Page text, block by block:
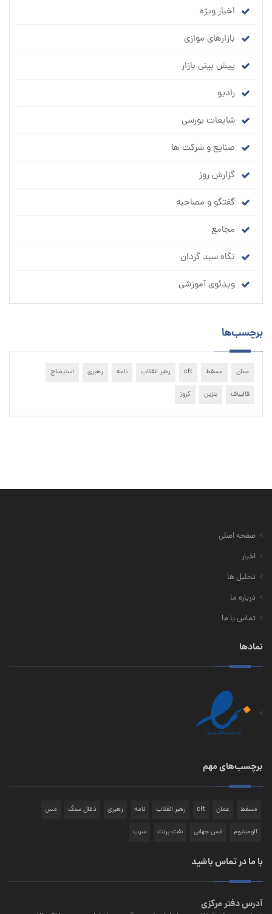
اخبار ویژه
بازارهای موازی
پیش بینی بازار
رادیو
شایعات بورسی
صنایع و شرکت ها
گزارش روز
گفتگو و مصاحبه
مجامع
نگاه سبد گردان
ویدئوی آموزشی
برچسب‌ها
عمان مسقط cft رهبر انقلاب نامه رهبری استیضاح
قالیباف بنزین کروز
صفحه اصلی
اخبار
تحلیل ها
درباره ما
تماس با ما
نمادها
برچسب‌های مهم
مسقط عمان cft رهبر انقلاب نامه رهبری ذغال سنگ مس
آلومینیوم انس جهانی نفت برنت سرب
با ما در تماس باشید
آدرس دفتر مرکزی